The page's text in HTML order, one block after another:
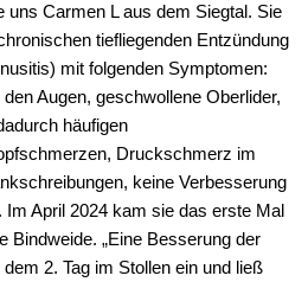
uns Carmen L aus dem Siegtal. Sie
tiefliegenden Entzündung
mit folgenden Symptomen:
Augen, geschwollene Oberlider,
häufigen
Druckschmerz im
keine Verbesserung
April 2024 kam sie das erste Mal
Bindweide. „Eine Besserung der
2. Tag im Stollen ein und ließ